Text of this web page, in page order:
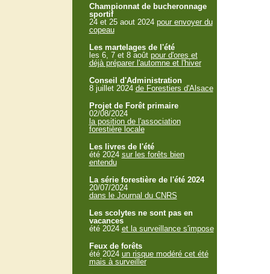
Championnat de bucheronnage
sportif
24 et 25 aout 2024 pour envoyer du
copeau
Les martelages de l'été
les 6, 7 et 8 août pour d'ores et
déjà préparer l'automne et l'hiver
Conseil d'Administration
8 juillet 2024 de Forestiers d'Alsace
Projet de Forêt primaire
02/08/2024
la position de l'association
forestière locale
Les livres de l'été
été 2024 sur les forêts bien
entendu
La série forestière de l'été 2024
20/07/2024
dans le Journal du CNRS
Les scolytes ne sont pas en
vacances
été 2024 et la surveillance s'impose
Feux de forêts
été 2024 un risque modéré cet été
mais à surveiller